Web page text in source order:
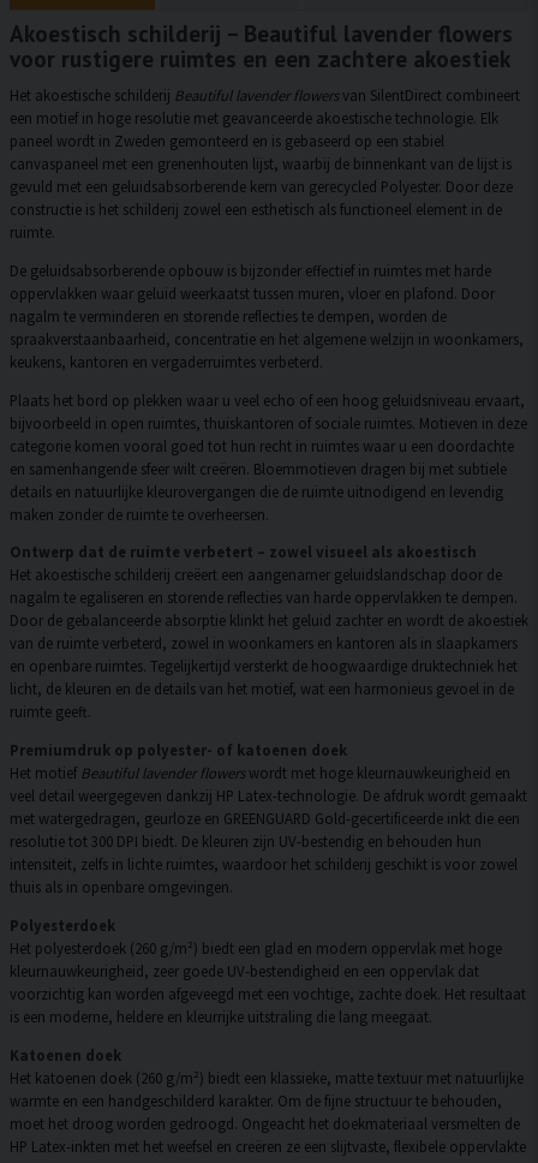
Akoestisch schilderij – Beautiful lavender flowers
voor rustigere ruimtes en een zachtere akoestiek
Het akoestische schilderij Beautiful lavender flowersvan SilentDirect combineert
een motief in hoge resolutie met geavanceerde akoestische technologie. Elk
paneel wordt in Zweden gemonteerd en is gebaseerd op een stabiel
canvaspaneel met een grenenhouten lijst, waarbij de binnenkant van de lijst is
gevuld met een geluidsabsorberende kern van gerecycled Polyester. Door deze
constructie is het schilderij zowel een esthetisch als functioneel element in de
ruimte.
De geluidsabsorberende opbouw is bijzonder effectief in ruimtes met harde
oppervlakken waar geluid weerkaatst tussen muren, vloer en plafond. Door
nagalm te verminderen en storende reflecties te dempen, worden de
spraakverstaanbaarheid, concentratie en het algemene welzijn in woonkamers,
keukens, kantoren en vergaderruimtes verbeterd.
Plaats het bord op plekken waar u veel echo of een hoog geluidsniveau ervaart,
bijvoorbeeld in open ruimtes, thuiskantoren of sociale ruimtes. Motieven in deze
categorie komen vooral goed tot hun recht in ruimtes waar u een doordachte
en samenhangende sfeer wilt creëren. Bloemmotieven dragen bij met subtiele
details en natuurlijke kleurovergangen die de ruimte uitnodigend en levendig
maken zonder de ruimte te overheersen.
Ontwerp dat de ruimte verbetert – zowel visueel als akoestisch
Het akoestische schilderij creëert een aangenamer geluidslandschap door de
nagalm te egaliseren en storende reflecties van harde oppervlakken te dempen.
Door de gebalanceerde absorptie klinkt het geluid zachter en wordt de akoestiek
van de ruimte verbeterd, zowel in woonkamers en kantoren als in slaapkamers
en openbare ruimtes. Tegelijkertijd versterkt de hoogwaardige druktechniek het
licht, de kleuren en de details van het motief, wat een harmonieus gevoel in de
ruimte geeft.
Premiumdruk op polyester- of katoenen doek
Het motief Beautiful lavender flowerswordt met hoge kleurnauwkeurigheid en
veel detail weergegeven dankzij HP Latex-technologie. De afdruk wordt gemaakt
met watergedragen, geurloze en GREENGUARD Gold-gecertificeerde inkt die een
resolutie tot 300 DPI biedt. De kleuren zijn UV-bestendig en behouden hun
intensiteit, zelfs in lichte ruimtes, waardoor het schilderij geschikt is voor zowel
thuis als in openbare omgevingen.
Polyesterdoek
Het polyesterdoek (260 g/m²) biedt een glad en modern oppervlak met hoge
kleurnauwkeurigheid, zeer goede UV-bestendigheid en een oppervlak dat
voorzichtig kan worden afgeveegd met een vochtige, zachte doek. Het resultaat
is een moderne, heldere en kleurrijke uitstraling die lang meegaat.
Katoenen doek
Het katoenen doek (260 g/m²) biedt een klassieke, matte textuur met natuurlijke
warmte en een handgeschilderd karakter. Om de fijne structuur te behouden,
moet het droog worden gedroogd. Ongeacht het doekmateriaal versmelten de
HP Latex-inkten met het weefsel en creëren ze een slijtvaste, flexibele oppervlakte